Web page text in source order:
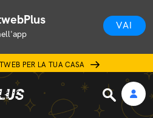
VAI
PER LA TUA CASA